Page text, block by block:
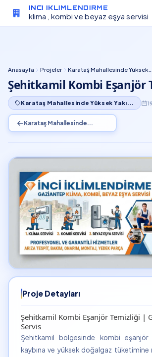
INCI IKLIMLENDIRME
klima , kombi ve beyaz eşya servisi
Anasayfa Projeler Karataş Mahallesinde Yüksek...
Şehitkamil Kombi Eşanjör
Karataş Mahallesinde Yüksek Yakı...
Karataş Mahallesinde...
Proje Detayları
Şehitkamil Kombi Eşanjör Temizliği |
Servis
Şehitkamil bölgesinde kombi eşanjör
kaybına ve yüksek doğalgaz tüketimine